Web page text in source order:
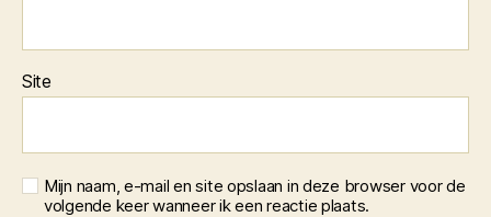
Site
Mijn naam, e-mail en site opslaan in deze browser voor de
volgende keer wanneer ik een reactie plaats.